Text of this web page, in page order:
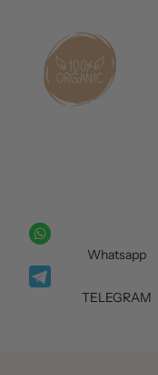
Whatsapp
TELEGRAM